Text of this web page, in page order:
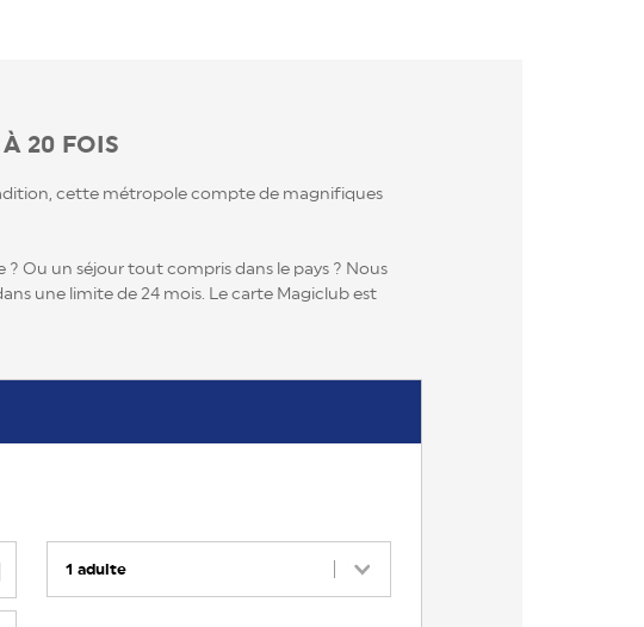
20 FOIS
cette métropole compte de magnifiques
Ou un séjour tout compris dans le pays ? Nous
une limite de 24 mois. Le carte Magiclub est